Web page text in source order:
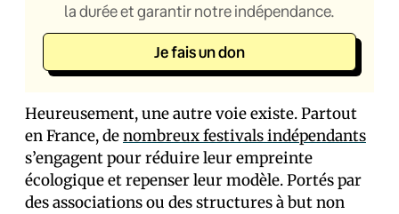
la durée et garantir notre indépendance.
Je fais un don
Heureusement, une autre voie existe. Partout
en France, denombreux festivals indépendants
s’engagent pour réduire leur empreinte
écologique et repenser leur modèle. Portés par
des associations ou des structures à but non